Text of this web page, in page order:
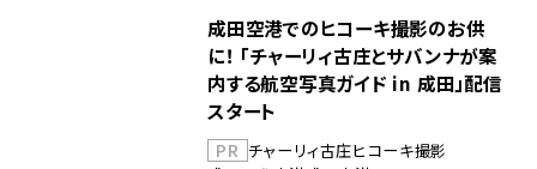
成田空港でのヒコーキ撮影のお供
に！ 「チャーリィ古庄とサバンナが案
内する航空写真ガイド in 成田」配信
スタート
PR チャーリィ古庄ヒコーキ撮影